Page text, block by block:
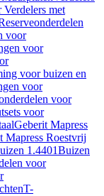
Verdelers met
voor
voor
voor buizen en
voor
voor
voor
Geberit Mapress
Mapress Roestvrij
1.4401Buizen
voor
T-